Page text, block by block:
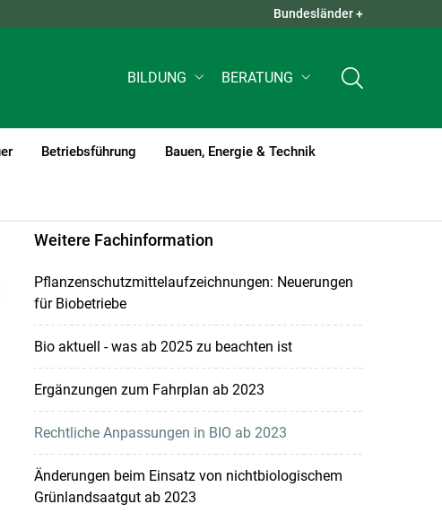
QUICK LINKS +
Bundesländer +
BILDUNG BERATUNG
Betriebsführung Bauen, Energie & Technik
Weitere Fachinformation
Pflanzenschutzmittelaufzeichnungen: Neuerungen
für Biobetriebe
Bio aktuell - was ab 2025 zu beachten ist
Ergänzungen zum Fahrplan ab 2023
Rechtliche Anpassungen in BIO ab 2023
Änderungen beim Einsatz von nichtbiologischem
Grünlandsaatgut ab 2023